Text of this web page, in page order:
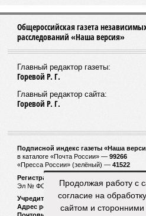
Общероссийская газета
расследований «Наша версия»
Главный редактор газеты:
Горевой Р. Г.
Главный редактор сайта:
Горевой Р. Г.
Подписной индекс газеты «Наша
в каталоге «Почта России» — 99266
«Пресса России» (зелёный) — 41522
Регистрационный номер
Эл № ФС77-53847 от 26.04.2013.
Учредитель ООО «Версия»
Адрес редакции:123100, Россия,
Продолжая работу с
согласие на
сайтом и